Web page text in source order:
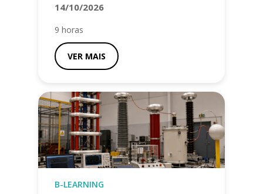
14/10/2026
9 horas
VER MAIS
B-LEARNING